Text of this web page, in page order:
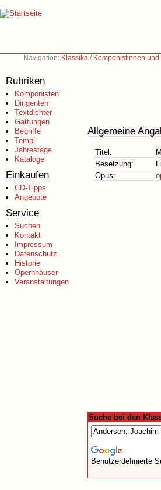
Navigation: Klassika / Komponistinnen
Rubriken
Komponisten
Dirigenten
Textdichter
Gattungen
Begriffe
Tempi
Jahrestage
Kataloge
Einkaufen
CD-Tipps
Angebote
Service
Suchen
Kontakt
Impressum
Datenschutz
Historie
Opernhäuser
Veranstaltungen
Allgemeine
Titel:
Besetzung:
Opus:
Suche bei den
Benutzerdefinierte